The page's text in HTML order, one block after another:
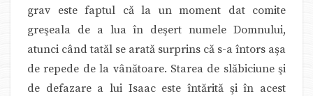
grav este faptul că la un moment dat comite
greşeala de a lua în deşert numele Domnului,
atunci când tatăl se arată surprins că s-a întors aşa
de repede de la vânătoare. Starea de slăbiciune şi
de defazare a lui Isaac este întărită şi în acest